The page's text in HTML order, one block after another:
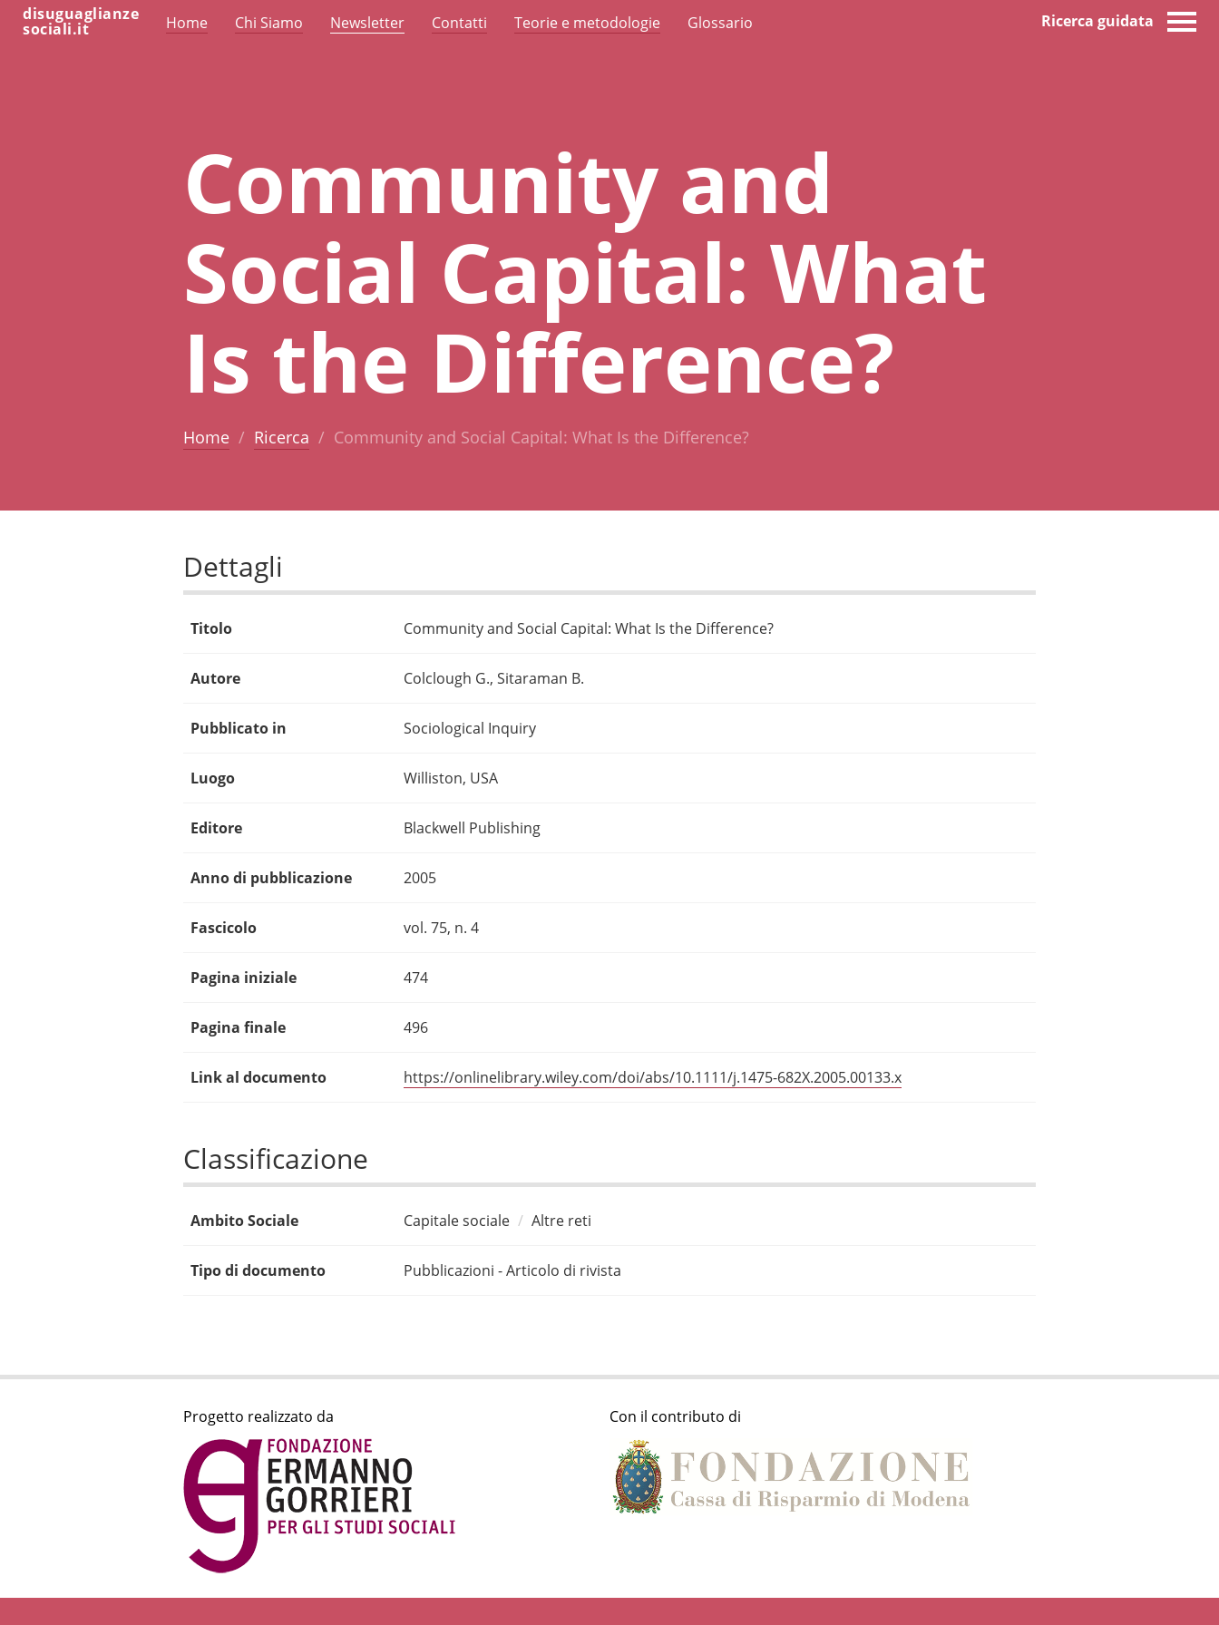
disuguaglianze
sociali.it Home Chi Siamo Newsletter Contatti Teorie e metodologie Glossario Ricerca guidata
Community and
Social Capital: What
Is the Difference?
Home Ricerca Community and Social Capital: What Is the Difference?
Dettagli
Titolo Community and Social Capital: What Is the Difference?
Autore Colclough G., Sitaraman B.
Pubblicato in Sociological Inquiry
Luogo Williston, USA
Editore Blackwell Publishing
Anno di pubblicazione 2005
Fascicolo vol. 75, n. 4
Pagina iniziale 474
Pagina finale 496
Link al documento https://onlinelibrary.wiley.com/doi/abs/10.1111/j.1475-682X.2005.00133.x
Classificazione
Ambito Sociale Capitale sociale Altre reti
Tipo di documento Pubblicazioni - Articolo di rivista
Progetto realizzato da Con il contributo di